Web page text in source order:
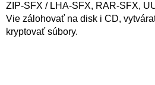
ZIP-SFX / LHA-SFX, RAR-SFX,
Vie zálohovať na disk i CD,
kryptovať súbory.